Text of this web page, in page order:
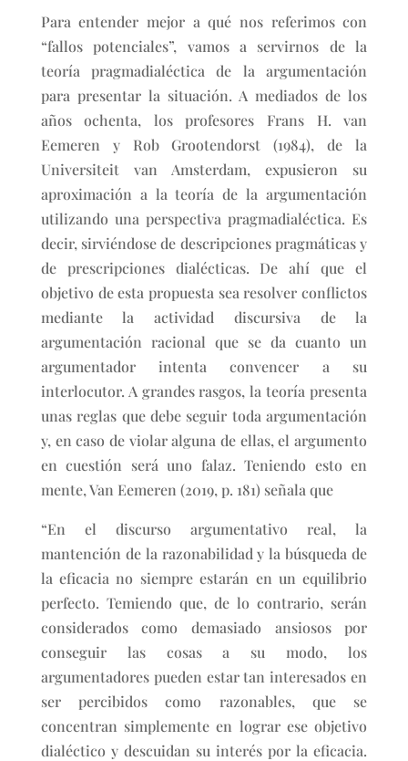
Para entender mejor a qué nos referimos con
“fallos potenciales”, vamos a servirnos de la
teoría pragmadialéctica de la argumentación
para presentar la situación. A mediados de los
años ochenta, los profesores Frans H. van
Eemeren y Rob Grootendorst (1984), de la
Universiteit van Amsterdam, expusieron su
aproximación a la teoría de la argumentación
utilizando una perspectiva pragmadialéctica. Es
decir, sirviéndose de descripciones pragmáticas y
de prescripciones dialécticas. De ahí que el
objetivo de esta propuesta sea resolver conflictos
mediante la actividad discursiva de la
argumentación racional que se da cuanto un
argumentador intenta convencer a su
interlocutor. A grandes rasgos, la teoría presenta
unas reglas que debe seguir toda argumentación
y, en caso de violar alguna de ellas, el argumento
en cuestión será uno falaz. Teniendo esto en
mente, Van Eemeren (2019, p. 181) señala que
“En el discurso argumentativo real, la
mantención de la razonabilidad y la búsqueda de
la eficacia no siempre estarán en un equilibrio
perfecto. Temiendo que, de lo contrario, serán
considerados como demasiado ansiosos por
conseguir las cosas a su modo, los
argumentadores pueden estar tan interesados en
ser percibidos como razonables, que se
concentran simplemente en lograr ese objetivo
dialéctico y descuidan su interés por la eficacia.